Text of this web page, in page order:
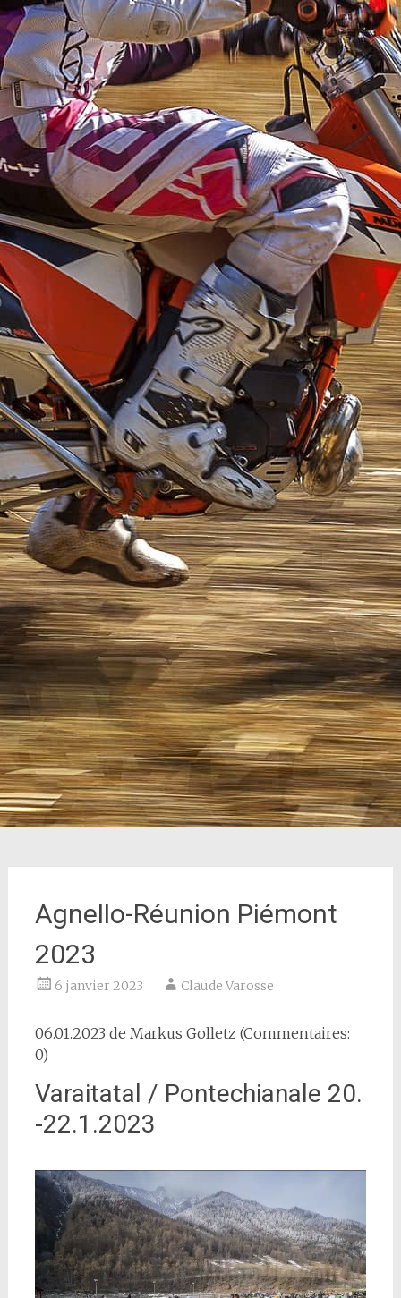
Agnello-Réunion Piémont
2023
6 janvier 2023 Claude Varosse
06.01.2023 de Markus Golletz (Commentaires:
0)
Varaitatal / Pontechianale 20.
-22.1.2023